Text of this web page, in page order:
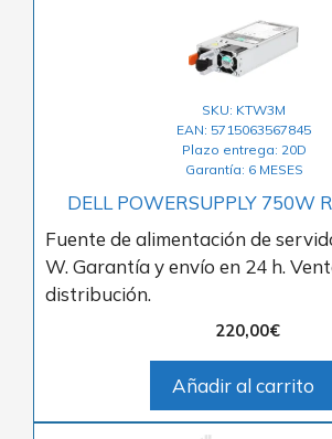
SKU: KTW3M
EAN: 5715063567845
Plazo entrega: 20D
Garantía: 6 MESES
DELL POWERSUPPLY 750W
Fuente de alimentación de
W. Garantía y envío en 24 h.
distribución.
220,00€
Añadir al carrito